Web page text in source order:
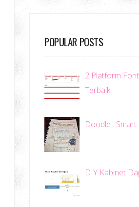
POPULAR POSTS
2 Platform
Terbaik
Doodle :
DIY Kabinet